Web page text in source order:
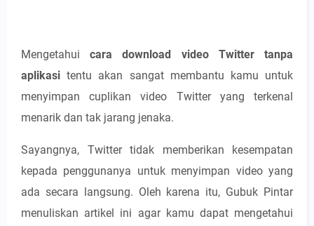
Mengetahuicara download video Twitter tanpa
aplikasi tentu akan sangat membantu kamu untuk
menyimpan cuplikan video Twitter yang terkenal
menarik dan tak jarang jenaka.
Sayangnya, Twitter tidak memberikan kesempatan
kepada penggunanya untuk menyimpan video yang
ada secara langsung. Oleh karena itu, Gubuk Pintar
menuliskan artikel ini agar kamu dapat mengetahui